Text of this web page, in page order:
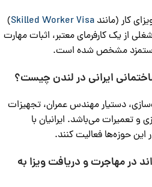
کار (مانند Skilled Worker Visa
)
از یک کارفرمای معتبر، اثبات مهارت
دستمزد مشخص شده است.
دستیار مهندس عمران، تجهیزات
و تعمیرات می‌باشد. ایرانیان با
حوزه‌ها فعالیت کنند.
در مهاجرت و دریافت ویزا به